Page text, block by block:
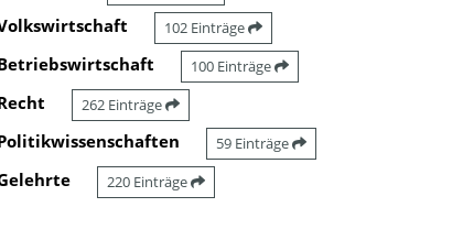
102 Einträge
100 Einträge
262 Einträge
59 Einträge
220 Einträge